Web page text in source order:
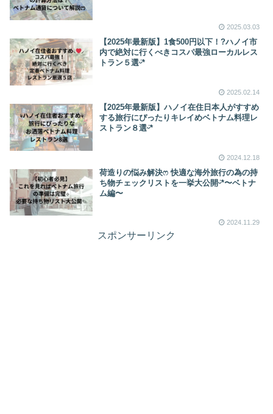
2025.03.03
【2025年最新版】1食500円以下！?ハノイ市
内で絶対に行くべきコスパ最強ローカルレス
トラン５選ᵕ̈*
2025.02.14
【2025年最新版】ハノイ在住日本人がすすめ
する旅行にぴったりキレイめベトナム料理レ
ストラン８選ᵕ̈*
2024.12.18
荷造りの悩み解決ෆ 快適な海外旅行の為の持
ち物チェックリストを一挙大公開ᵕ̈*〜ベトナ
ム編〜
2024.11.29
スポンサーリンク